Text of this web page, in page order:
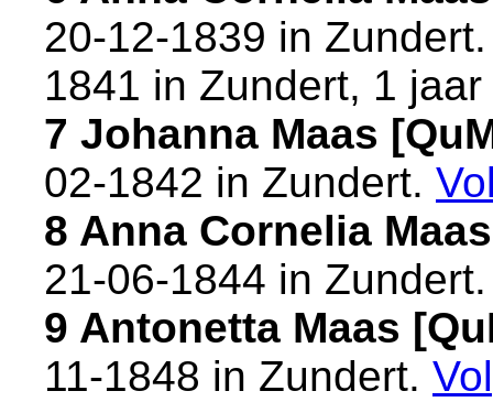
20-12-1839 in Zundert
1841 in Zundert, 1
7 Johanna Maas
02-1842 in Zundert.
8 Anna Cornelia
21-06-1844 in Zundert
9 Antonetta Maas
11-1848 in Zundert.